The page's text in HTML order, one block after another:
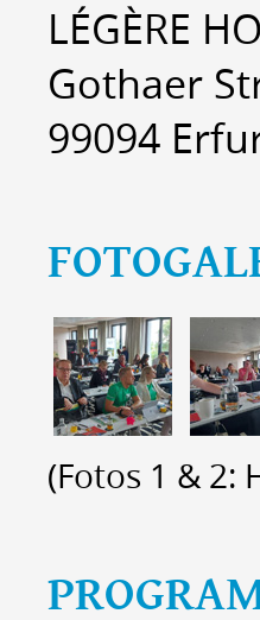
LÉGÈRE
Gothaer
99094
(Fotos 1 & 2: